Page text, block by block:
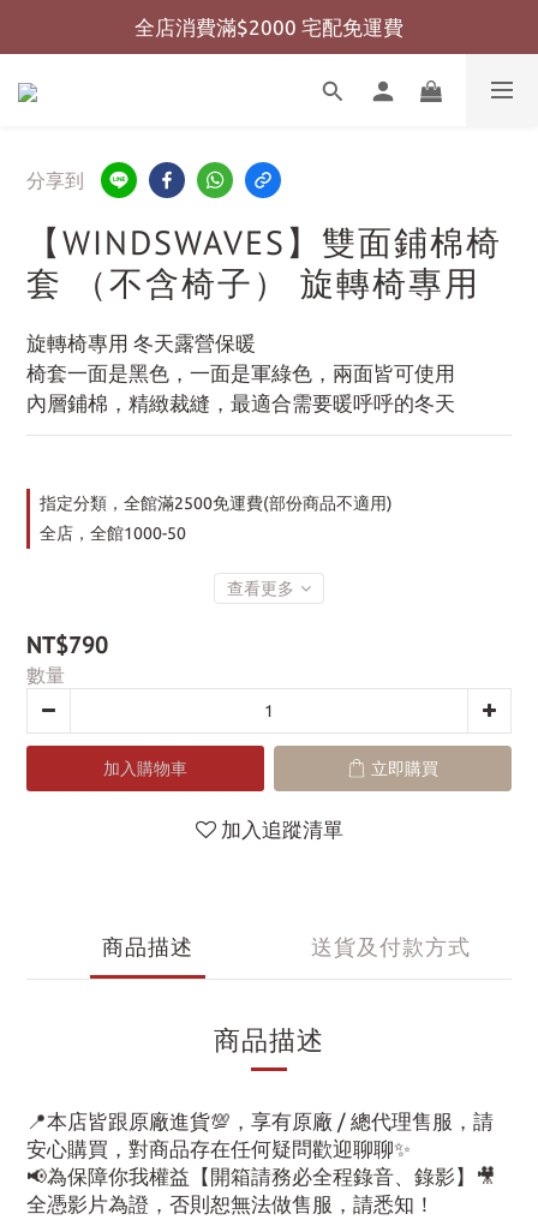
全店消費滿$999 超商免運費
全店消費滿$2000 宅配免運費
全店消費滿$999 超商免運費
分享到
【WINDSWAVES】雙面鋪棉椅
套 （不含椅子） 旋轉椅專用
旋轉椅專用 冬天露營保暖
椅套一面是黑色，一面是軍綠色，兩面皆可使用
內層鋪棉，精緻裁縫，最適合需要暖呼呼的冬天
指定分類，全館滿2500免運費(部份商品不適用)
全店，全館1000-50
查看更多
NT$790
數量
加入購物車 立即購買
加入追蹤清單
商品描述 送貨及付款方式
商品描述
📍本店皆跟原廠進貨💯，享有原廠 / 總代理售服，請
安心購買，對商品存在任何疑問歡迎聊聊✨
📢為保障你我權益【開箱請務必全程錄音、錄影】🎥
全憑影片為證，否則恕無法做售服，請悉知！